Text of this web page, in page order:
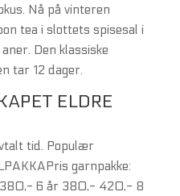
Nå på vinteren
tea i slottets spisesal i
Den klassiske
tar 12 dager.
ELDRE
tid. Populær
garnpakke:
6 år 380,- 420,- 8